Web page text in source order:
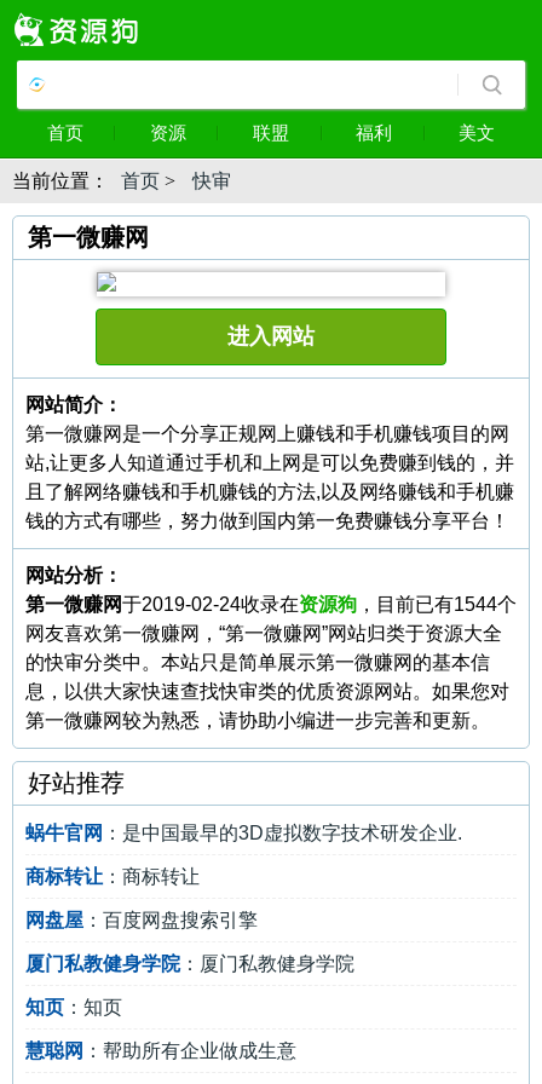
首页 资源 联盟 福利 美文
当前位置： 首页 > 快审
第一微赚网
进入网站
网站简介：
第一微赚网是一个分享正规网上赚钱和手机赚钱项目的网
站,让更多人知道通过手机和上网是可以免费赚到钱的，并
且了解网络赚钱和手机赚钱的方法,以及网络赚钱和手机赚
钱的方式有哪些，努力做到国内第一免费赚钱分享平台！
网站分析：
第一微赚网于2019-02-24收录在资源狗 ，目前已有1544个
网友喜欢第一微赚网，“第一微赚网”网站归类于资源大全
的快审分类中。本站只是简单展示第一微赚网的基本信
息，以供大家快速查找快审类的优质资源网站。如果您对
第一微赚网较为熟悉，请协助小编进一步完善和更新。
好站推荐
蜗牛官网 ：是中国最早的3D虚拟数字技术研发企业.
商标转让 ：商标转让
网盘屋 ：百度网盘搜索引擎
厦门私教健身学院：厦门私教健身学院
知页 ：知页
慧聪网 ：帮助所有企业做成生意